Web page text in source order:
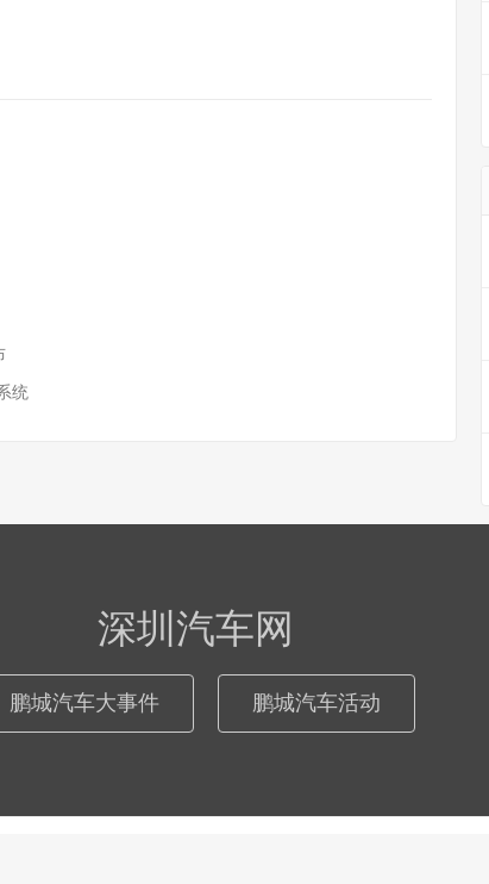
统
深圳汽车网
鹏城汽车大事件 鹏城汽车活动